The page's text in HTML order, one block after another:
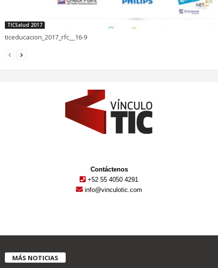
TICSalud 2017
ticeducacion_2017_rfc__16-9
Contáctenos
+52 55 4050 4291
info@vinculotic.com
MÁS NOTICIAS